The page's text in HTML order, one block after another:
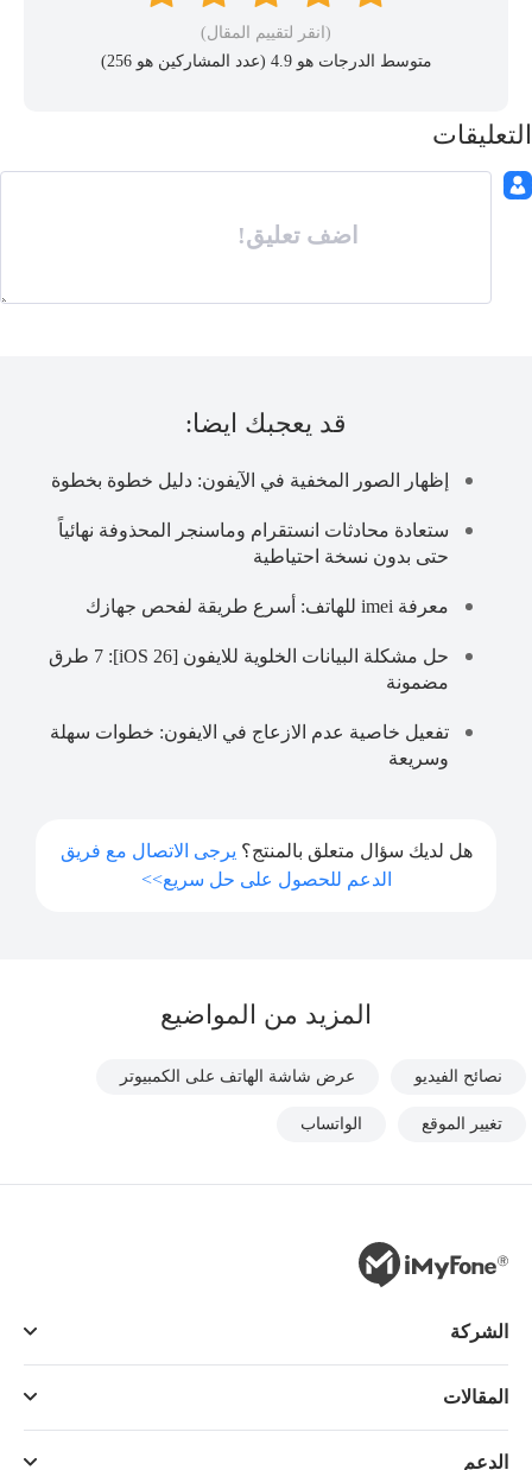
(انقر لتقييم المقال)
متوسط ​​الدرجات هو 4.9 (عدد المشاركين هو
256
)
التعليقات
اضف تعليق!
قد يعجبك ايضا:
إظهار الصور المخفية في الآيفون: دليل خطوة بخطوة
ستعادة محادثات انستقرام وماسنجر المحذوفة نهائياً
حتى بدون نسخة احتياطية
معرفة imei للهاتف: أسرع طريقة لفحص جهازك
حل مشكلة البيانات الخلوية للايفون [iOS 26]: 7 طرق
مضمونة
تفعيل خاصية عدم الازعاج في الايفون: خطوات سهلة
وسريعة
هل لديك سؤال متعلق بالمنتج؟ يرجى الاتصال مع فريق
الدعم للحصول على حل سريع>>
المزيد من المواضيع
نصائح الفيديو عرض شاشة الهاتف على الكمبيوتر
تغيير الموقع الواتساب
الشركة
المقالات
الدعم